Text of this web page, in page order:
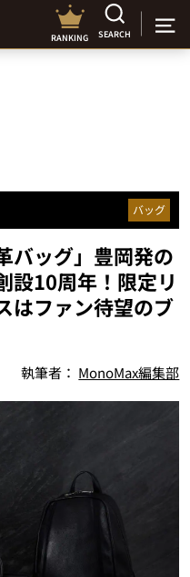
RANKING SEARCH
バッグ
バッグ」豊岡発の
設10周年！限定リ
はファン待望のブ
執筆者： MonoMax編集部